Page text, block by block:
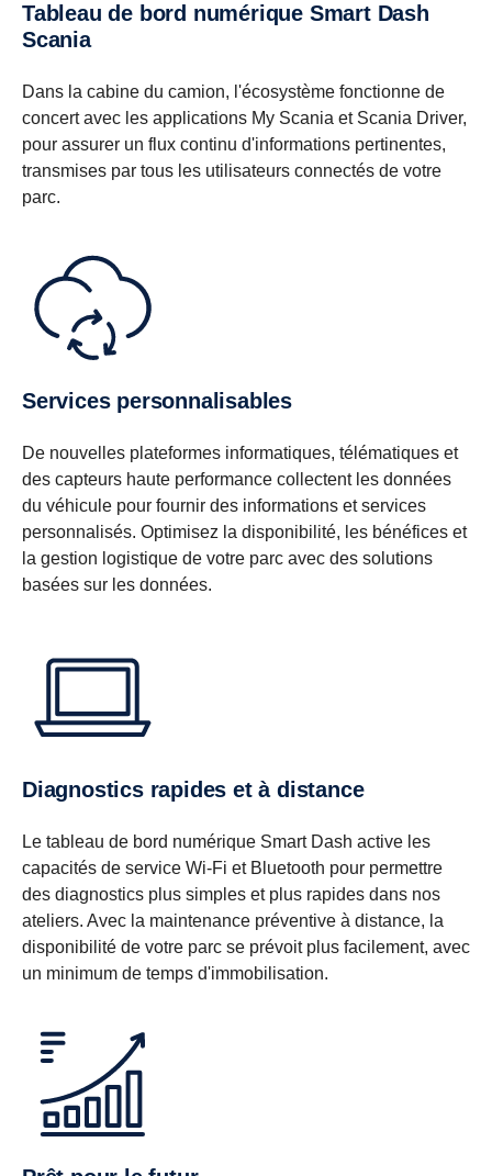
Tableau de bord numérique Smart Dash
Scania
Dans la cabine du camion, l'écosystème fonctionne de
concert avec les applications My Scania et Scania Driver,
pour assurer un flux continu d'informations pertinentes,
transmises par tous les utilisateurs connectés de votre
parc.
Services personnalisables
De nouvelles plateformes informatiques, télématiques et
des capteurs haute performance collectent les données
du véhicule pour fournir des informations et services
personnalisés. Optimisez la disponibilité, les bénéfices et
la gestion logistique de votre parc avec des solutions
basées sur les données.
Diagnostics rapides et à distance
Le tableau de bord numérique Smart Dash active les
capacités de service Wi-Fi et Bluetooth pour permettre
des diagnostics plus simples et plus rapides dans nos
ateliers. Avec la maintenance préventive à distance, la
disponibilité de votre parc se prévoit plus facilement, avec
un minimum de temps d'immobilisation.